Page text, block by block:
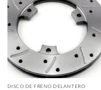
Add to
wishlist
DISCO DE FRENO DELANTERO